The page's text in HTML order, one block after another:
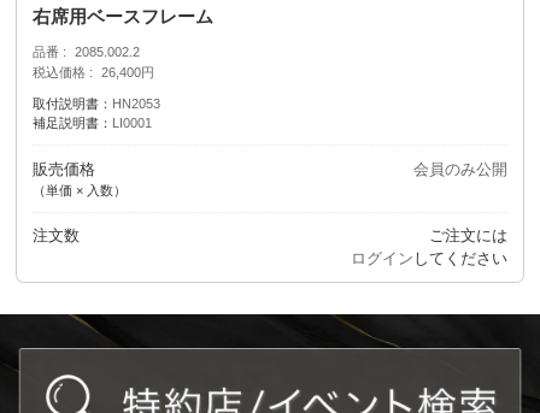
右席用ベースフレーム
品番
2085.002.2
税込価格
26,400円
取付説明書： HN2053
補足説明書：
LI0001
販売価格
（単価 × 入数）
会員のみ公開
注文数
ご注文には
ログイン してください